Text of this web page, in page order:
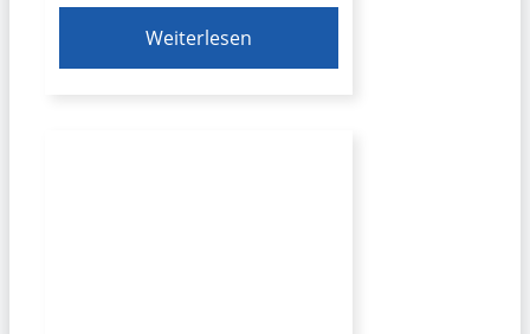
Weiterlesen